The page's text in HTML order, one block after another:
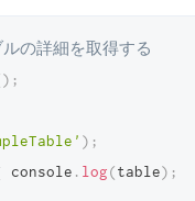
の詳細を取得する
) ;
) ;
console . log(table) ;